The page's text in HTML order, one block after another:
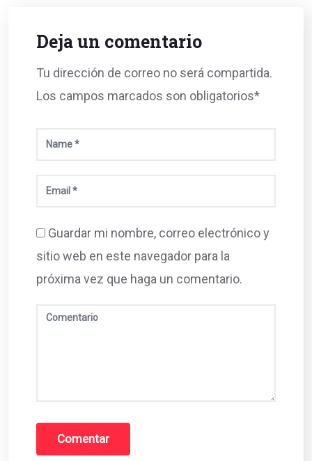
Deja un comentario
Tu dirección de correo no será compartida.
Los campos marcados son obligatorios*
Guardar mi nombre, correo electrónico y
sitio web en este navegador para la
próxima vez que haga un comentario.